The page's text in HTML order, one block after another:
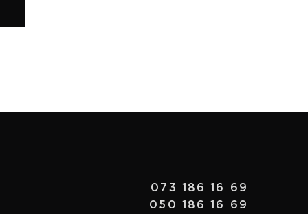
073 186 16 69
050 186 16 69